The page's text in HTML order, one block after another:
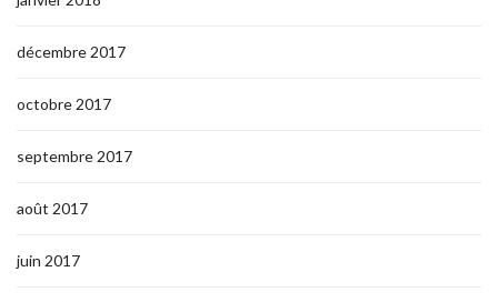
décembre 2017
octobre 2017
septembre 2017
août 2017
juin 2017